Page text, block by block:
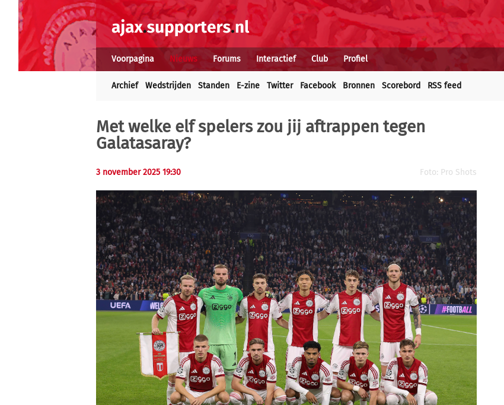
Voorpagina Nieuws Forums Interactief Club Profiel
Archief Wedstrijden Standen E-zine Twitter Facebook Bronnen Scorebord RSS feed
Met welke elf spelers zou jij aftrappen tegen
Galatasaray?
3 november 2025 19:30 Foto: Pro Shots